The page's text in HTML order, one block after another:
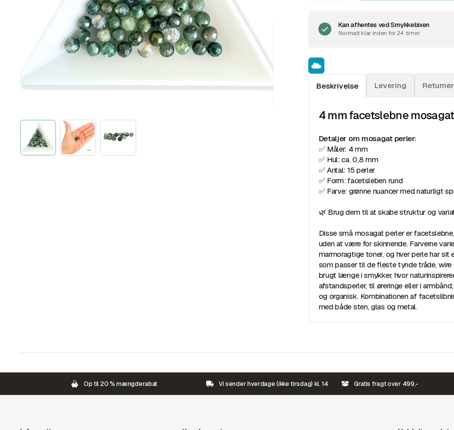
Kan afhentes vedSmykkebixen
Normalt klar inden for 24 timer
Beskrivelse Levering
4 mm facetslebne
Detaljer om mosagat perler:
✅ Måler: 4 mm
✅ Hul: ca. 0,8 mm
✅ Antal: 15 perler
✅ Form: facetsleben rund
✅ Farve: grønne nuancer med naturligt
🌿 Brug dem til at skabe struktur og
Disse små mosagat perler er
uden at være for skinnende. Farverne
marmoragtige toner, og hver perle har
som passer til de fleste tynde tråde,
brugt længe i smykker, hvor
afstandsperler, til øreringe eller i
og organisk. Kombinationen af
med både sten, glas og metal.
Op til 20 % mængderabat Vi sender hverdage (ikke tirsdag) kl. 14 Gratis fragt over 499,-